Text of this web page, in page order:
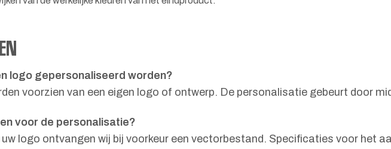
logo gepersonaliseerd worden?
voorzien van een eigen logo of ontwerp. De personalisatie gebeurt door
voor de personalisatie?
logo ontvangen wij bij voorkeur een vectorbestand. Specificaties voor het